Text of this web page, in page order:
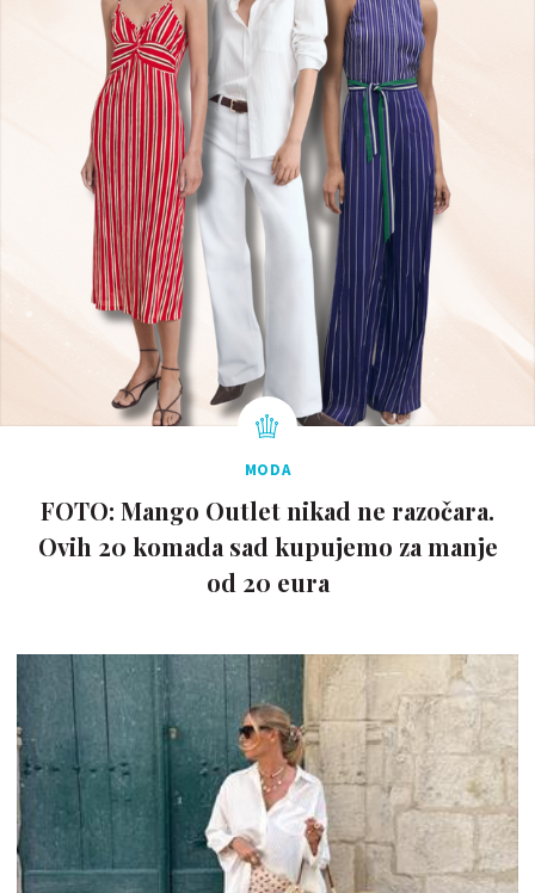
MODA
FOTO: Mango Outlet nikad ne razočara.
Ovih 20 komada sad kupujemo za manje
od 20 eura